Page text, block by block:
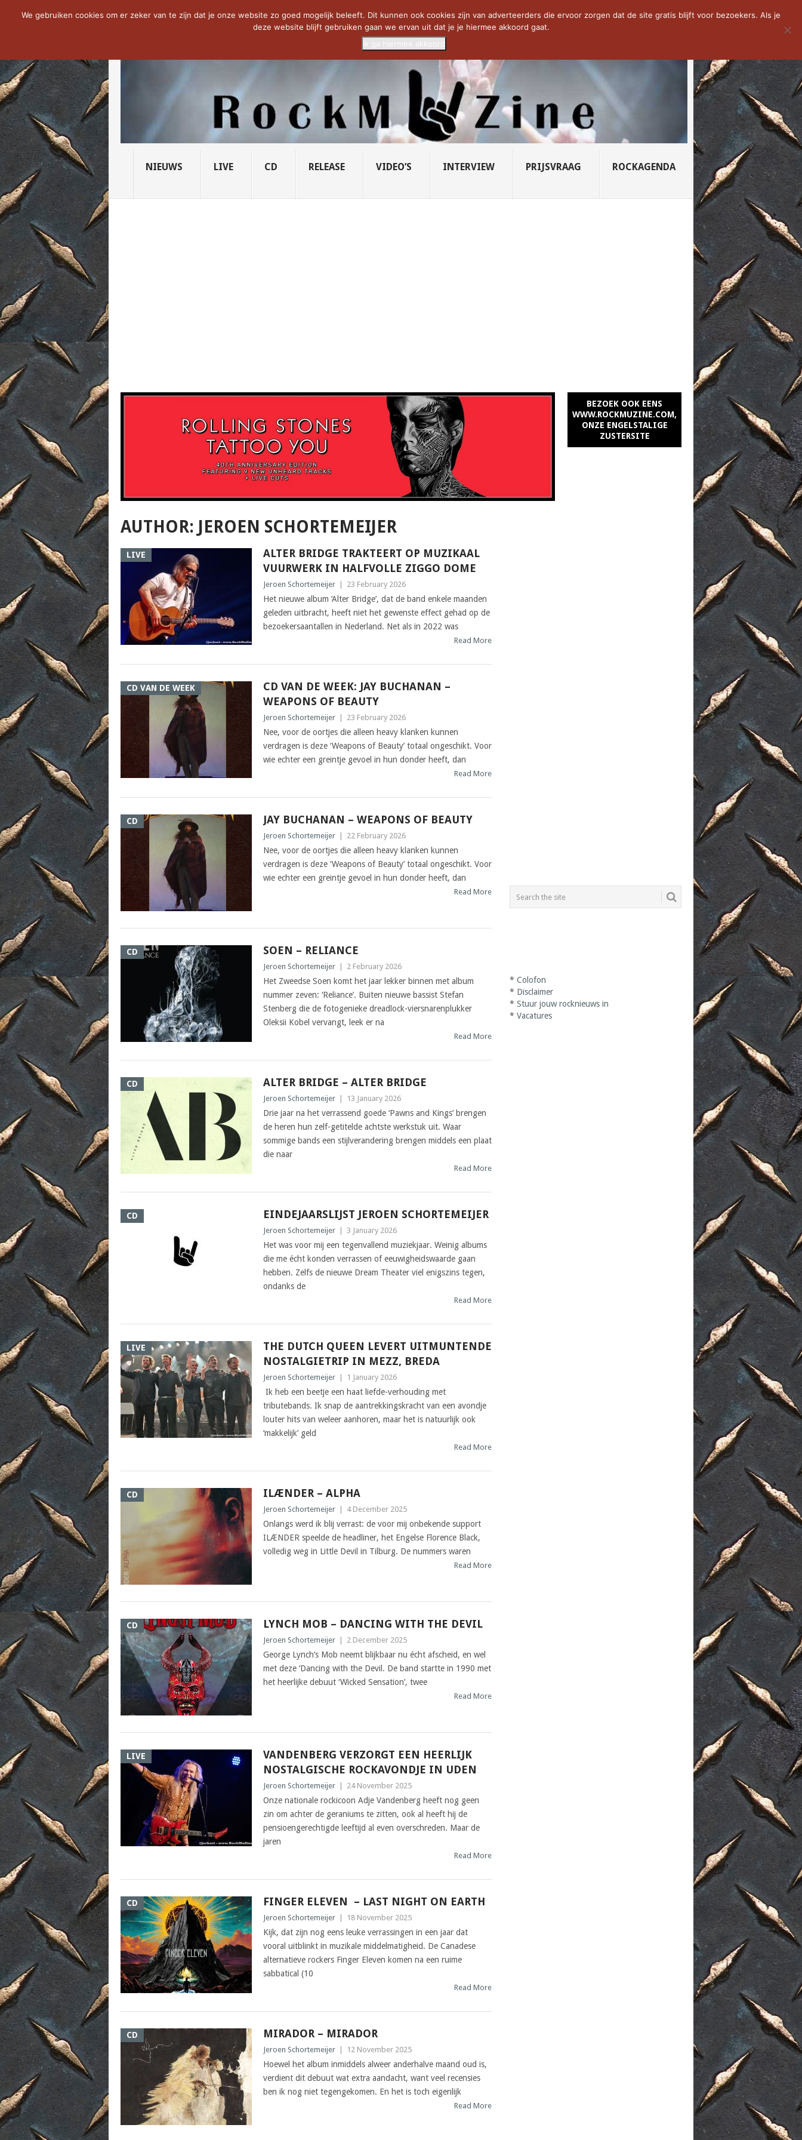
NOW TRENDING: THE VICIOUS HEAD SOCIETY... PRIDE OF LIONS – U... SAVATAGE KOMT TERUG IN 0... CD VAN DE WEEK: SLEEPING...
NIEUWS LIVE CD RELEASE VIDEO’S INTERVIEW PRIJSVRAAG ROCKAGENDA
BEZOEK OOK EENS
WWW.ROCKMUZINE.COM,
ONZE ENGELSTALIGE
ZUSTERSITE
AUTHOR: JEROEN SCHORTEMEIJER
LIVE
ALTER BRIDGE TRAKTEERT OP MUZIKAAL
VUURWERK IN HALFVOLLE ZIGGO DOME
Jeroen Schortemeijer 23 February 2026
Het nieuwe album ‘Alter Bridge’, dat de band enkele maanden
geleden uitbracht, heeft niet het gewenste effect gehad op de
bezoekersaantallen in Nederland. Net als in 2022 was
Read More
CD VAN DE WEEK
CD VAN DE WEEK: JAY BUCHANAN –
WEAPONS OF BEAUTY
Jeroen Schortemeijer 23 February 2026
Nee, voor de oortjes die alleen heavy klanken kunnen
verdragen is deze ‘Weapons of Beauty’ totaal ongeschikt. Voor
wie echter een greintje gevoel in hun donder heeft, dan
Read More
CD JAY BUCHANAN – WEAPONS OF BEAUTY
Jeroen Schortemeijer 22 February 2026
Nee, voor de oortjes die alleen heavy klanken kunnen
verdragen is deze ‘Weapons of Beauty’ totaal ongeschikt. Voor
wie echter een greintje gevoel in hun donder heeft, dan
Read More
CD SOEN – RELIANCE
Jeroen Schortemeijer 2 February 2026
Het Zweedse Soen komt het jaar lekker binnen met album
nummer zeven: ‘Reliance’. Buiten nieuwe bassist Stefan
Stenberg die de fotogenieke dreadlock-viersnarenplukker
Oleksii Kobel vervangt, leek er na
Read More
CD ALTER BRIDGE – ALTER BRIDGE
Jeroen Schortemeijer 13 January 2026
Drie jaar na het verrassend goede ‘Pawns and Kings’ brengen
de heren hun zelf-getitelde achtste werkstuk uit. Waar
sommige bands een stijlverandering brengen middels een plaat
die naar
Read More
CD EINDEJAARSLIJST JEROEN SCHORTEMEIJER
Jeroen Schortemeijer 3 January 2026
Het was voor mij een tegenvallend muziekjaar. Weinig albums
die me écht konden verrassen of eeuwigheidswaarde gaan
hebben. Zelfs de nieuwe Dream Theater viel enigszins tegen,
ondanks de
Read More
LIVE
THE DUTCH QUEEN LEVERT UITMUNTENDE
NOSTALGIETRIP IN MEZZ, BREDA
Jeroen Schortemeijer 1 January 2026
Ik heb een beetje een haat liefde-verhouding met
tributebands. Ik snap de aantrekkingskracht van een avondje
louter hits van weleer aanhoren, maar het is natuurlijk ook
‘makkelijk’ geld
Read More
CD ILÆNDER – ALPHA
Jeroen Schortemeijer 4 December 2025
Onlangs werd ik blij verrast: de voor mij onbekende support
ILÆNDER speelde de headliner, het Engelse Florence Black,
volledig weg in Little Devil in Tilburg. De nummers waren
Read More
CD LYNCH MOB – DANCING WITH THE DEVIL
Jeroen Schortemeijer 2 December 2025
George Lynch’s Mob neemt blijkbaar nu écht afscheid, en wel
met deze ‘Dancing with the Devil. De band startte in 1990 met
het heerlijke debuut ‘Wicked Sensation’, twee
Read More
LIVE
VANDENBERG VERZORGT EEN HEERLIJK
NOSTALGISCHE ROCKAVONDJE IN UDEN
Jeroen Schortemeijer 24 November 2025
Onze nationale rockicoon Adje Vandenberg heeft nog geen
zin om achter de geraniums te zitten, ook al heeft hij de
pensioengerechtigde leeftijd al even overschreden. Maar de
jaren
Read More
CD FINGER ELEVEN – LAST NIGHT ON EARTH
Jeroen Schortemeijer 18 November 2025
Kijk, dat zijn nog eens leuke verrassingen in een jaar dat
vooral uitblinkt in muzikale middelmatigheid. De Canadese
alternatieve rockers Finger Eleven komen na een ruime
sabbatical (10
Read More
CD MIRADOR – MIRADOR
Jeroen Schortemeijer 12 November 2025
Hoewel het album inmiddels alweer anderhalve maand oud is,
verdient dit debuut wat extra aandacht, want veel recensies
ben ik nog niet tegengekomen. En het is toch eigenlijk
Read More
*Colofon
* Disclaimer
*Stuur jouw rocknieuws in
*Vacatures
We gebruiken cookies om er zeker van te zijn dat je onze website zo goed mogelijk beleeft. Dit kunnen ook cookies zijn van adverteerders die ervoor zorgen dat de site gratis blijft voor bezoekers. Als je
deze website blijft gebruiken gaan we ervan uit dat je je hiermee akkoord gaat.
Ik ga hiermee akkoord